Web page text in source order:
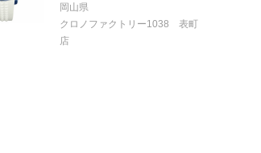
岡山県
クロノファクトリー1038 表町
店